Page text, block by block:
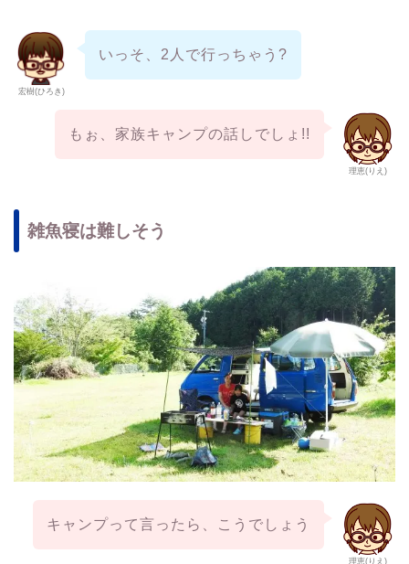
宏樹(ひろき)
いっそ、2人で行っちゃう?
理恵(りえ)
もぉ、家族キャンプの話しでしょ!!
雑魚寝は難しそう
理恵(りえ)
キャンプって言ったら、こうでしょう